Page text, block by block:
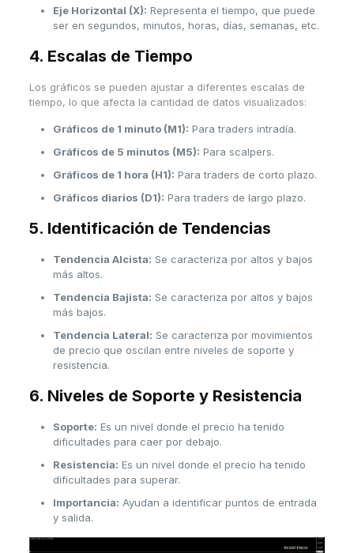
Eje Horizontal (X): Representa el tiempo, que puede
ser en segundos, minutos, horas, días, semanas, etc.
4. Escalas de Tiempo
Los gráficos se pueden ajustar a diferentes escalas de
tiempo, lo que afecta la cantidad de datos visualizados:
Gráficos de 1 minuto (M1): Para traders intradía.
Gráficos de 5 minutos (M5): Para scalpers.
Gráficos de 1 hora (H1): Para traders de corto plazo.
Gráficos diarios (D1): Para traders de largo plazo.
5. Identificación de Tendencias
Tendencia Alcista: Se caracteriza por altos y bajos
más altos.
Tendencia Bajista: Se caracteriza por altos y bajos
más bajos.
Tendencia Lateral: Se caracteriza por movimientos
de precio que oscilan entre niveles de soporte y
resistencia.
6. Niveles de Soporte y Resistencia
Soporte: Es un nivel donde el precio ha tenido
dificultades para caer por debajo.
Resistencia: Es un nivel donde el precio ha tenido
dificultades para superar.
Importancia: Ayudan a identificar puntos de entrada
y salida.